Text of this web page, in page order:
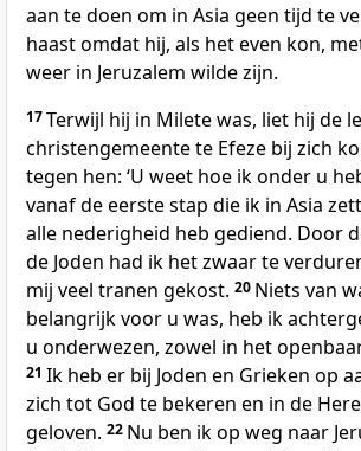
aan te doen om in Asia geen tijd te
haast omdat hij, als het even kon,
weer in Jeruzalem wilde zijn.
17Terwijl hij in Milete was, liet hij de
christengemeente te Efeze bij zich
tegen hen: ‘U weet hoe ik onder u
vanaf de eerste stap die ik in Asia
alle nederigheid heb gediend. Door
de Joden had ik het zwaar te
mij veel tranen gekost. 20 Niets van
belangrijk voor u was, heb ik
u onderwezen, zowel in het
21 Ik heb er bij Joden en Grieken op
zich tot God te bekeren en in de
geloven. 22 Nu ben ik op weg naar